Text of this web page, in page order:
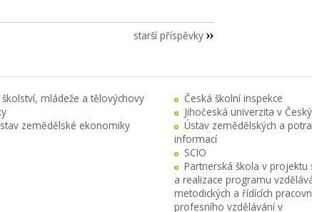
starší příspěvky
mládeže a tělovýchovy
Česká školní inspekce
Jihočeská univerzita v
zemědělské ekonomiky
Ústav zemědělských a
informací
SCIO
Partnerská škola v projektu
a realizace programu
metodických a řídících
profesního vzdělávání v